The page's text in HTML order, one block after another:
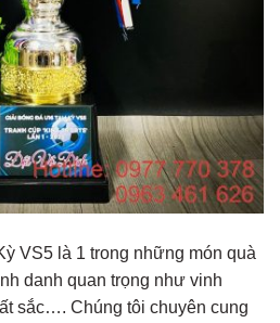
VS5 là 1 trong những món quà
danh quan trọng như vinh
sắc…. Chúng tôi chuyên cung